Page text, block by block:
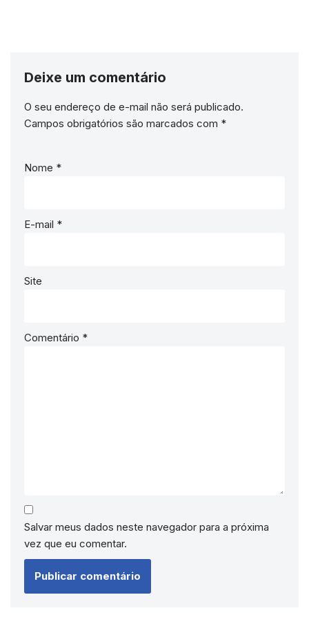
Deixe um comentário
O seu endereço de e-mail não será publicado.
Campos obrigatórios são marcados com *
Nome *
E-mail *
Site
Comentário *
Salvar meus dados neste navegador para a próxima
vez que eu comentar.